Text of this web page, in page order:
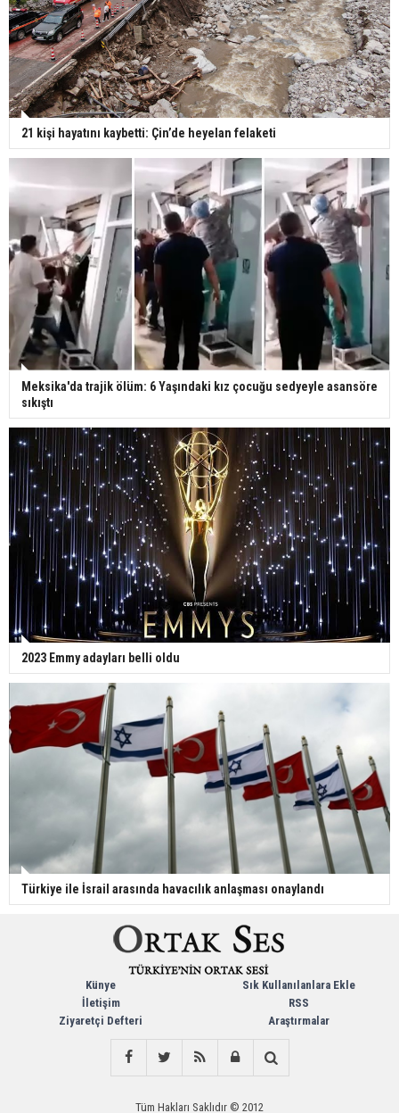
21 kişi hayatını kaybetti: Çin’de heyelan felaketi
Meksika'da trajik ölüm: 6 Yaşındaki kız çocuğu sedyeyle asansöre
sıkıştı
2023 Emmy adayları belli oldu
Türkiye ile İsrail arasında havacılık anlaşması onaylandı
Künye
İletişim
Ziyaretçi Defteri
Sık Kullanılanlara Ekle
RSS
Araştırmalar
Tüm Hakları Saklıdır © 2012